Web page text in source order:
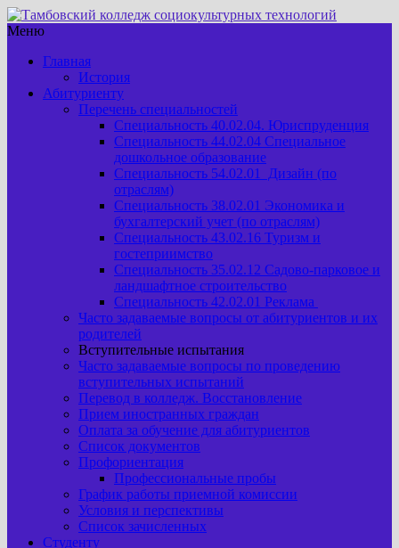
Меню
Главная
История
Абитуриенту
Перечень специальностей
Специальность 40.02.04. Юриспруденция
Специальность 44.02.04 Специальное
дошкольное образование
Специальность 54.02.01 Дизайн (по
отраслям)
Специальность 38.02.01 Экономика и
бухгалтерский учет (по отраслям)
Специальность 43.02.16 Туризм и
гостеприимство
Специальность 35.02.12 Садово-парковое и
ландшафтное строительство
Специальность 42.02.01 Реклама
Часто задаваемые вопросы от абитуриентов и их
родителей
Вступительные испытания
Часто задаваемые вопросы по проведению
вступительных испытаний
Перевод в колледж. Восстановление
Прием иностранных граждан
Оплата за обучение для абитуриентов
Список документов
Профориентация
Профессиональные пробы
График работы приемной комиссии
Условия и перспективы
Список зачисленных
Студенту